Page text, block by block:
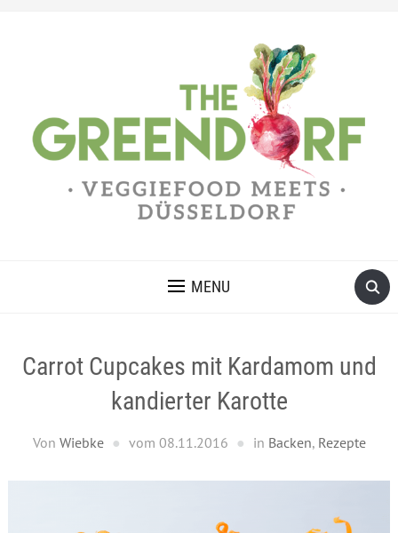
MENU
Carrot Cupcakes mit Kardamom und
kandierter Karotte
Von Wiebke vom 08.11.2016 in Backen, Rezepte